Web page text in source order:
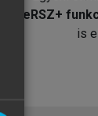
MeRSZ+
is